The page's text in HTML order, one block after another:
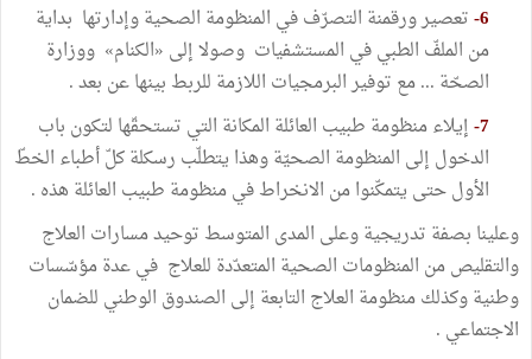
6- تعصير ورقمنة التصرّف في المنظومة الصحية وإدارتها بداية
من الملفّ الطبي في المستشفيات وصولا إلى «الكنام» ووزارة
الصحّة ... مع توفير البرمجيات اللازمة للربط بينها عن بعد .
7- إيلاء منظومة طبيب العائلة المكانة التي تستحقّها لتكون باب
الدخول إلى المنظومة الصحيّة وهذا يتطلّب رسكلة كلّ أطباء الخطّ
الأول حتى يتمكّنوا من الانخراط في منظومة طبيب العائلة هذه .
وعلينا بصفة تدريجية وعلى المدى المتوسط توحيد مسارات العلاج
والتقليص من المنظومات الصحية المتعدّدة للعلاج في عدة مؤسّسات
وطنية وكذلك منظومة العلاج التابعة إلى الصندوق الوطني للضمان
الاجتماعي .